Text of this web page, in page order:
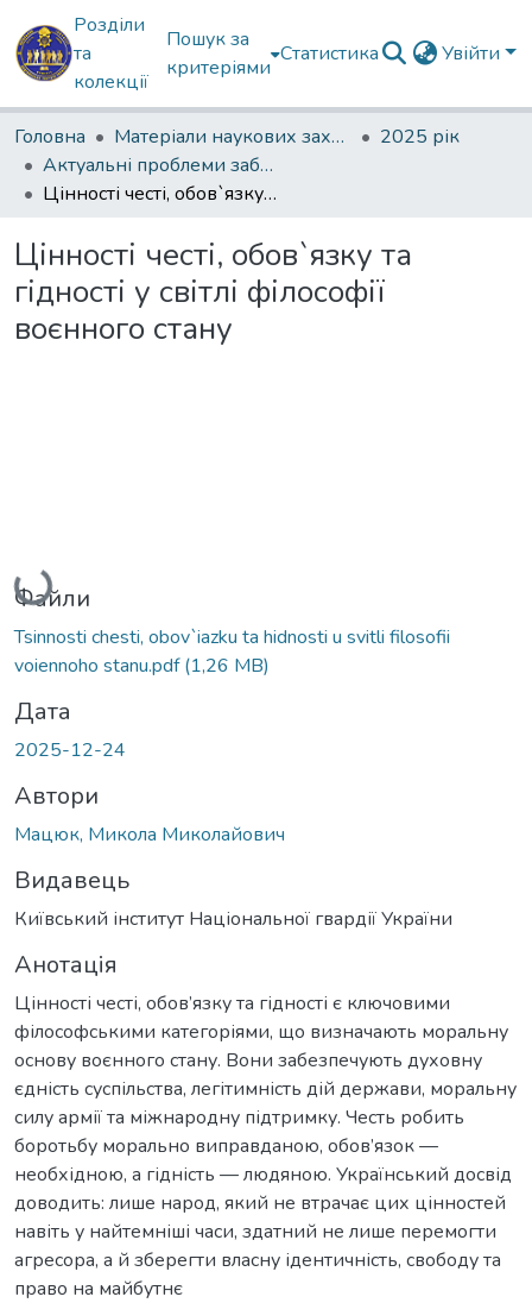
Розділи
та
колекції
Пошук за
критеріями
Статистика Увійти
Головна Матеріали наукових заходів
2025 рік
Актуальні проблеми забезпечення державної безпеки
Цінності честі, обов`язку та гідності у світлі філософії воєнного стану
Цінності честі, обов`язку та
гідності у світлі філософії
воєнного стану
Вантажиться...
Файли
Tsinnosti chesti, obov`iazku ta hidnosti u svitli filosofii
voiennoho stanu.pdf(1,26 MB)
Дата
2025-12-24
Автори
Мацюк, Микола Миколайович
Видавець
Київський інститут Національної гвардії України
Анотація
Цінності честі, обов’язку та гідності є ключовими
філософськими категоріями, що визначають моральну
основу воєнного стану. Вони забезпечують духовну
єдність суспільства, легітимність дій держави, моральну
силу армії та міжнародну підтримку. Честь робить
боротьбу морально виправданою, обов’язок —
необхідною, а гідність — людяною. Український досвід
доводить: лише народ, який не втрачає цих цінностей
навіть у найтемніші часи, здатний не лише перемогти
агресора, а й зберегти власну ідентичність, свободу та
право на майбутнє